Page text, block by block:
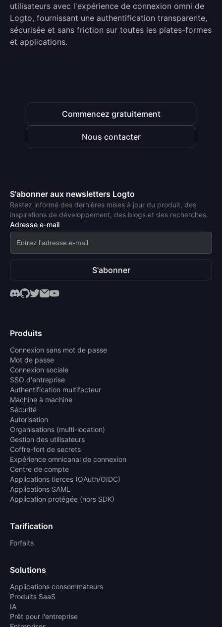
utilisateurs avec l'expérience de connexion omni de
Logto, fournissant une authentification transparente,
sécurisée et sans friction sur toutes les plates-formes
et applications.
Commencez gratuitement
Nous contacter
S'abonner aux newsletters Logto
Restez informé des dernières mises à jour du produit, des
inspirations de développement, des blogs et des recherches.
Adresse e-mail
S'abonner
Produits
Connexion sans mot de passe
Mot de passe
Connexion sociale
SSO d'entreprise
Authentification multifacteur
Machine à machine
Sécurité
Autorisation
Organisations (multi-location)
Gestion des utilisateurs
Coffre-fort de secrets
Expérience omnicanal de connexion
Centre de compte
Applications tierces (OAuth/OIDC)
Applications SAML
Application protégée (hors SDK)
Tarification
Forfaits
Solutions
Applications consommateurs
Produits SaaS
IA
Prêt pour l'entreprise